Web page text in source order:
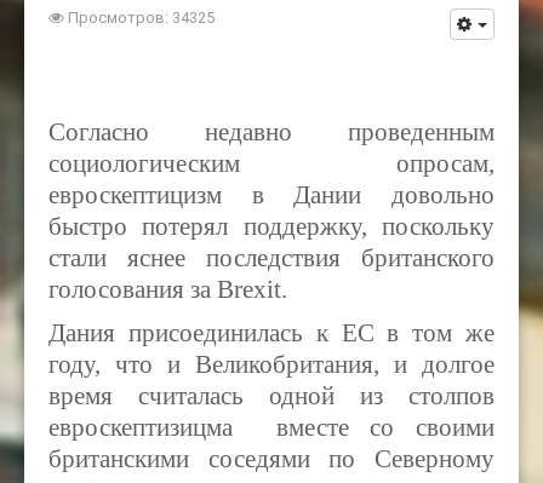
Просмотров: 34325
Согласно недавно проведенным
социологическим опросам,
евроскептицизм в Дании довольно
быстро потерял поддержку, поскольку
стали яснее последствия британского
голосования за Brexit.
Дания присоединилась к ЕС в том же
году, что и Великобритания, и долгое
время считалась одной из столпов
евроскептизицма вместе со своими
британскими соседями по Северному